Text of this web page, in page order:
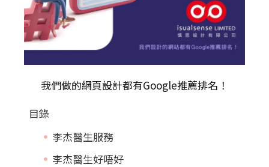
我們做的網頁設計都有Google推薦排名！
目錄
李杰醫生服務
李杰醫生好唔好